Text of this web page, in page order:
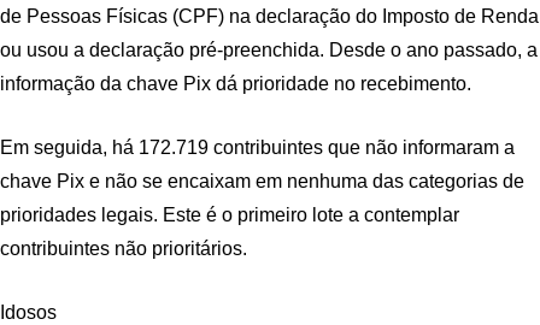
de Pessoas Físicas (CPF) na declaração do Imposto de Renda
ou usou a declaração pré-preenchida. Desde o ano passado, a
informação da chave Pix dá prioridade no recebimento.
Em seguida, há 172.719 contribuintes que não informaram a
chave Pix e não se encaixam em nenhuma das categorias de
prioridades legais. Este é o primeiro lote a contemplar
contribuintes não prioritários.
Idosos